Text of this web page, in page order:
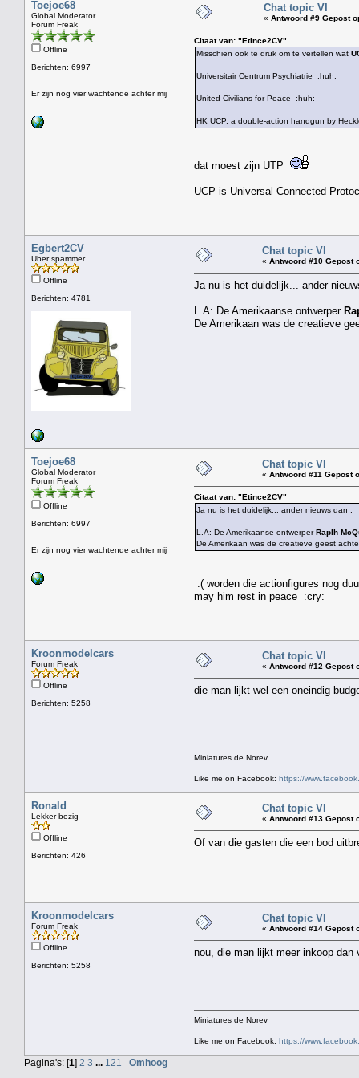
Toejoe68
Global Moderator
Forum Freak
Offline
Berichten: 6997
Er zijn nog vier wachtende achter mij
Chat topic VI
« Antwoord #9 Gepost
Citaat van: "Etince2CV"
Misschien ook te druk om te vertellen wat
Universitair Centrum Psychiatrie :huh:
United Civilians for Peace :huh:
HK UCP, a double-action handgun by
dat moest zijn UTP
UCP is Universal Connected
Egbert2CV
Uber spammer
Offline
Berichten: 4781
Chat topic VI
« Antwoord #10 Gepost
Ja nu is het duidelijk... ander
L.A: De Amerikaanse ontwerper
De Amerikaan was de creatieve
Toejoe68
Global Moderator
Forum Freak
Offline
Berichten: 6997
Er zijn nog vier wachtende achter mij
Chat topic VI
« Antwoord #11 Gepost
Citaat van: "Etince2CV"
Ja nu is het duidelijk... ander nieuws dan :
L.A: De Amerikaanse ontwerperRaplh
De Amerikaan was de creatieve geest
:( worden die actionfigures nog
may him rest in peace :cry:
Kroonmodelcars
Forum Freak
Offline
Berichten: 5258
Chat topic VI
« Antwoord #12 Gepost
die man lijkt wel een oneindig
Miniatures de Norev
Like me on Facebook: https://
Ronald
Lekker bezig
Offline
Berichten: 426
Chat topic VI
« Antwoord #13 Gepost
Of van die gasten die een bod
Kroonmodelcars
Forum Freak
Offline
Berichten: 5258
Chat topic VI
« Antwoord #14 Gepost
nou, die man lijkt meer inkoop
Miniatures de Norev
Like me on Facebook: https://
Pagina's: [1] 2 3 ... 121 Omhoog